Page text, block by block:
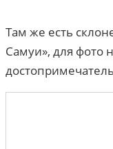
Там же есть
Самуи», для фото